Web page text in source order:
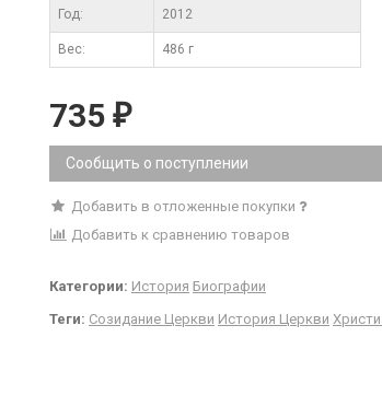
Год: 2012
Вес: 486 г
735 ₽
Сообщить о поступлении
Добавить в отложенные покупки
Добавить к сравнению товаров
Категории: История Биографии
Теги: Созидание Церкви История Церкви